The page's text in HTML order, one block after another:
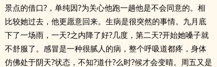
景点的借口?，单纯因?为关心他跑一趟他是不会同意的。相
比较她过去，他更愿意回来。生病是很突然的事情。九月底
下了一场雨，一天?之内降了好?几度，第二天?开始她嗓子就
不舒服了。感冒是一种很腻人的病，整个呼吸道都疼，身体
仿佛处于阴天?状态，不知?道什?么时?候才会变晴。周五又是